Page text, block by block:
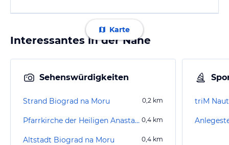
Karte
Interessantes in der Nähe
Sehenswürdigkeiten
Strand Biograd na Moru 0,2 km
Pfarrkirche der Heiligen Anastasia 0,4 km
Altstadt Biograd na Moru 0,4 km
triM